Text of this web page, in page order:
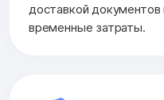
доставкой
временные затраты.